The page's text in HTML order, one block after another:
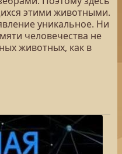
этими животными.
уникальное. Ни
человечества не
животных, как в